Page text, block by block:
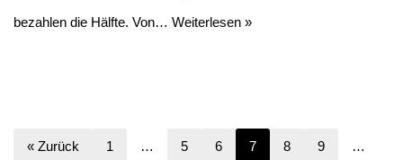
bezahlen die Hälfte. Von… Weiterlesen »
« Zurück 1 … 5 6 7 8 9 …